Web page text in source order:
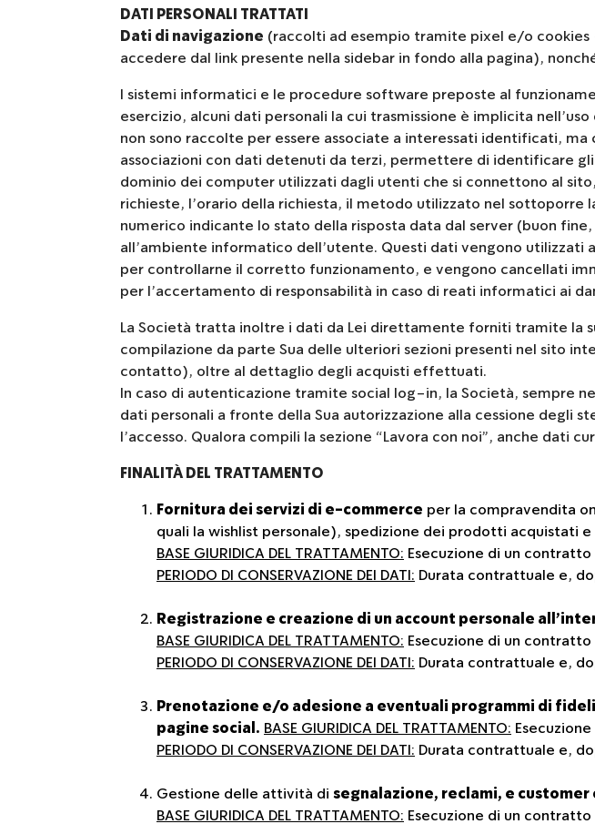
DATI PERSONALI TRATTATI
Dati di navigazione (raccolti ad esempio tramite pixel e/o cookies
accedere dal link presente nella sidebar in fondo alla pagina),
I sistemi informatici e le procedure software preposte al
esercizio, alcuni dati personali la cui trasmissione è implicita
non sono raccolte per essere associate a interessati identificati,
associazioni con dati detenuti da terzi, permettere di identificare
dominio dei computer utilizzati dagli utenti che si connettono al
richieste, l’orario della richiesta, il metodo utilizzato nel
numerico indicante lo stato della risposta data dal server (buon
all’ambiente informatico dell’utente. Questi dati vengono utilizzati
per controllarne il corretto funzionamento, e vengono cancellati
per l’accertamento di responsabilità in caso di reati informatici ai
La Società tratta inoltre i dati da Lei direttamente forniti tramite la
compilazione da parte Sua delle ulteriori sezioni presenti nel sito
contatto), oltre al dettaglio degli acquisti effettuati.
In caso di autenticazione tramite social log-in, la Società, sempre
dati personali a fronte della Sua autorizzazione alla cessione degli
l’accesso. Qualora compili la sezione “Lavora con noi”, anche
FINALITÀ DEL TRATTAMENTO
Fornitura dei servizi di e-commerce per la compravendita
quali la wishlist personale), spedizione dei prodotti acquistati
BASE GIURIDICA DEL TRATTAMENTO: Esecuzione di un
PERIODO DI CONSERVAZIONE DEI DATI: Durata contrattuale e,
Registrazione e creazione di un account personale
BASE GIURIDICA DEL TRATTAMENTO: Esecuzione di un
PERIODO DI CONSERVAZIONE DEI DATI: Durata contrattuale e,
Prenotazione e/o adesione a eventuali programmi di
pagine social. BASE GIURIDICA DEL TRATTAMENTO:
PERIODO DI CONSERVAZIONE DEI DATI: Durata contrattuale e,
Gestione delle attività di segnalazione, reclami, e customer
BASE GIURIDICA DEL TRATTAMENTO: Esecuzione di un